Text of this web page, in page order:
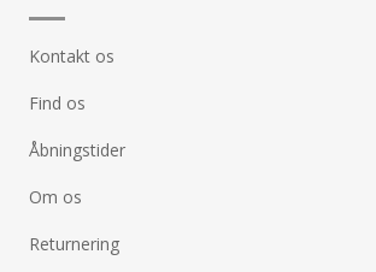
Kontakt os
Find os
Åbningstider
Om os
Returnering